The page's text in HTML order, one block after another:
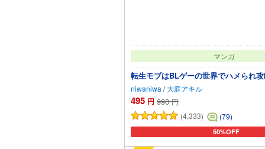
マンガ
転生モブはBLゲーの世界でハメられ
niwaniwa /大庭アキル
495 円 990 円
(4,333)
(79)
50%OFF
カートに追加